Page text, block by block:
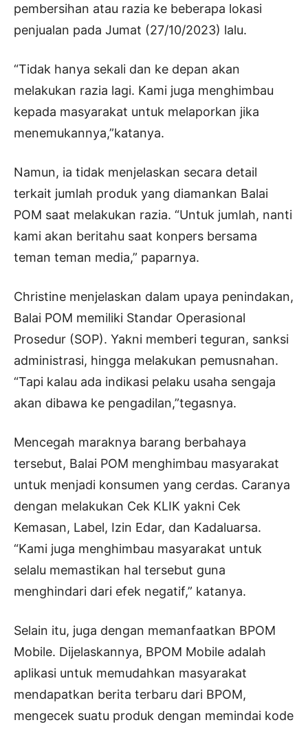
pembersihan atau razia ke beberapa lokasi
penjualan pada Jumat (27/10/2023) lalu.
“Tidak hanya sekali dan ke depan akan
melakukan razia lagi. Kami juga menghimbau
kepada masyarakat untuk melaporkan jika
menemukannya,”katanya.
Namun, ia tidak menjelaskan secara detail
terkait jumlah produk yang diamankan Balai
POM saat melakukan razia. “Untuk jumlah, nanti
kami akan beritahu saat konpers bersama
teman teman media,” paparnya.
Christine menjelaskan dalam upaya penindakan,
Balai POM memiliki Standar Operasional
Prosedur (SOP). Yakni memberi teguran, sanksi
administrasi, hingga melakukan pemusnahan.
“Tapi kalau ada indikasi pelaku usaha sengaja
akan dibawa ke pengadilan,”tegasnya.
Mencegah maraknya barang berbahaya
tersebut, Balai POM menghimbau masyarakat
untuk menjadi konsumen yang cerdas. Caranya
dengan melakukan Cek KLIK yakni Cek
Kemasan, Label, Izin Edar, dan Kadaluarsa.
“Kami juga menghimbau masyarakat untuk
selalu memastikan hal tersebut guna
menghindari dari efek negatif,” katanya.
Selain itu, juga dengan memanfaatkan BPOM
Mobile. Dijelaskannya, BPOM Mobile adalah
aplikasi untuk memudahkan masyarakat
mendapatkan berita terbaru dari BPOM,
mengecek suatu produk dengan memindai kode